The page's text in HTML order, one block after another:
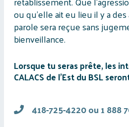
ou qu’elle ait eu lieu il y a
parole sera reçue sans
bienveillance.
Lorsque tu seras prête, les
CALACS de l’Est du BSL
418-725-4220ou1 888